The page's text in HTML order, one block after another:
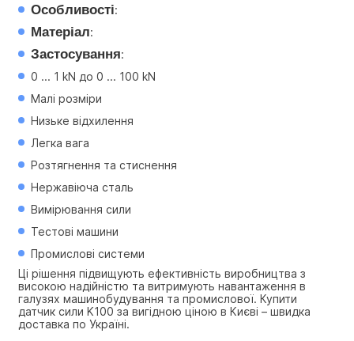
Особливості:
Матеріал:
Застосування:
0 ... 1 kN до 0 ... 100 kN
Малі розміри
Низьке відхилення
Легка вага
Розтягнення та стиснення
Нержавіюча сталь
Вимірювання сили
Тестові машини
Промислові системи
Ці рішення підвищують ефективність виробництва з
високою надійністю та витримують навантаження в
галузях машинобудування та промислової. Купити
датчик сили K100 за вигідною ціною в Києві – швидка
доставка по Україні.